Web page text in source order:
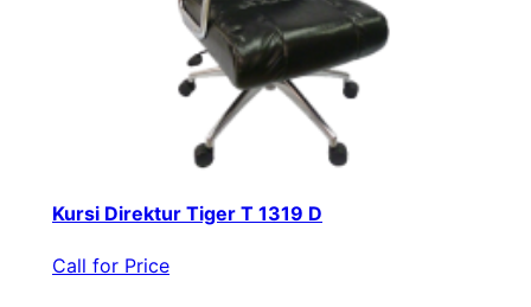
Kursi Direktur Tiger T 1319 D
Call for Price